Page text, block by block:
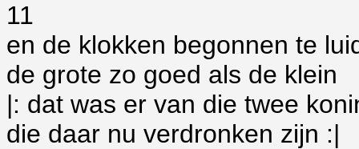
11
en de klokken begonnen te
de grote zo goed als de klein
|: dat was er van die twee
die daar nu verdronken zijn :|